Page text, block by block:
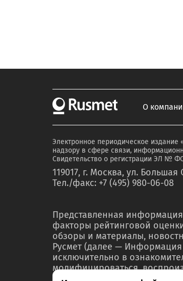
О
Электронное периодическое
надзору в сфере связи,
Свидетельство о регистрации ЭЛ № ФС
119017, г. Москва, ул.
Тел./факс: +7 (495) 980-06-08
Представленная
факторы рейтинговой
обзоры и материалы,
Русмет (далее —
исключительно в
модифицироваться,
любой форме ни полностью,